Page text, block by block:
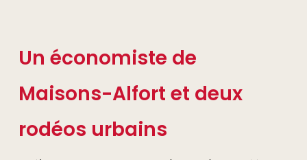
Un économiste de
Maisons-Alfort et deux
rodéos urbains